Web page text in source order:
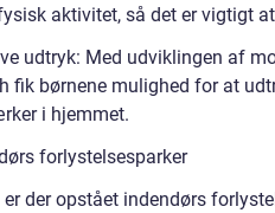
aktivitet, så det er vigtigt
udtryk: Med udviklingen af
fik børnene mulighed for at
i hjemmet.
forlystelsesparker
er der opstået indendørs